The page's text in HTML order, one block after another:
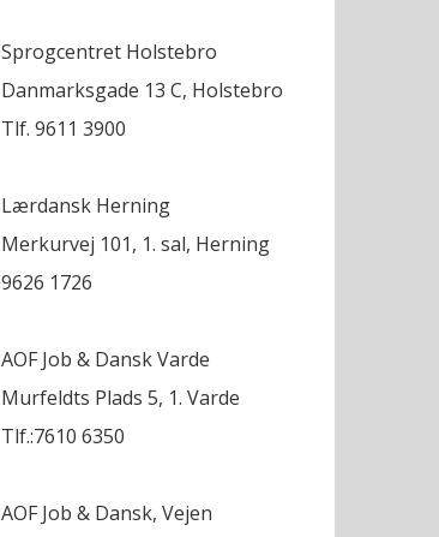
Sprogcentret Holstebro
Danmarksgade 13 C, Holstebro
Tlf. 9611 3900
Lærdansk Herning
Merkurvej 101, 1. sal, Herning
9626 1726
AOF Job & Dansk Varde
Murfeldts Plads 5, 1. Varde
Tlf.:7610 6350
AOF Job & Dansk, Vejen